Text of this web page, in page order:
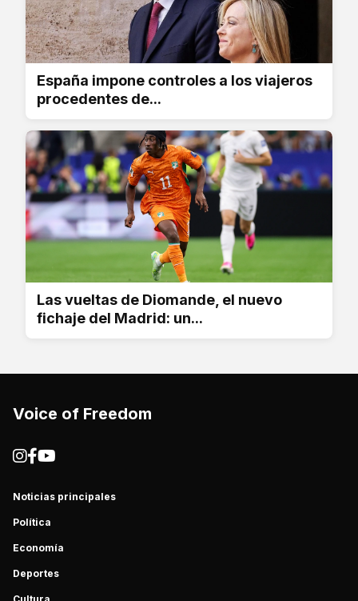
España impone controles a los viajeros
procedentes de...
Las vueltas de Diomande, el nuevo
fichaje del Madrid: un...
Voice of Freedom
Noticias principales
Política
Economía
Deportes